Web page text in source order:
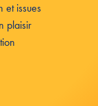
et issues
plaisir